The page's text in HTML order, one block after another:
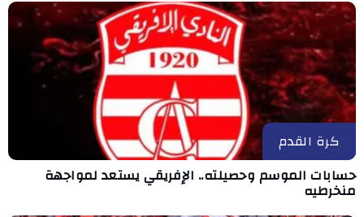
كرة القدم
حسابات الموسم وحصيلته.. الإفريقي يستعد لمواجهة
منخرطيه